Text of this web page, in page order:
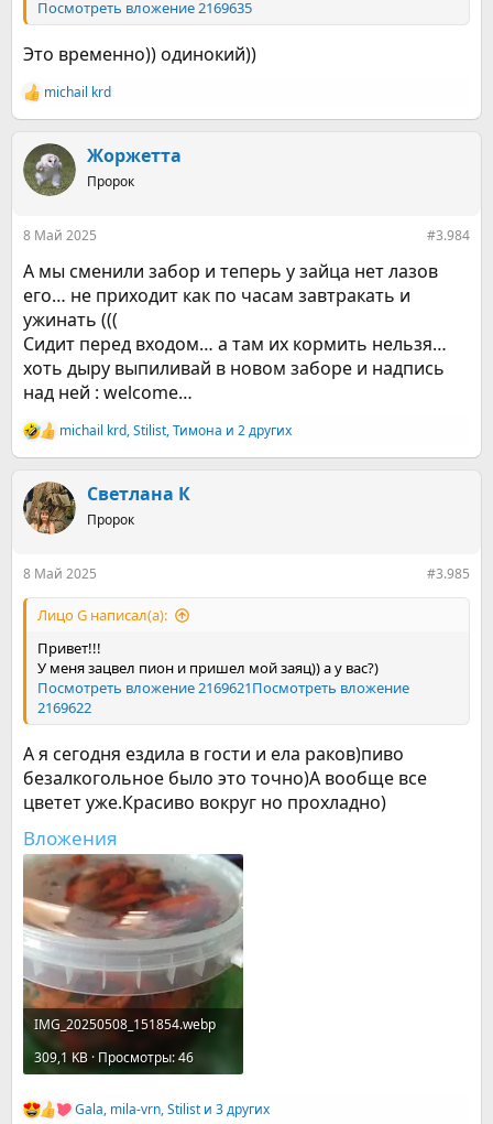
Посмотреть вложение 2169635
Это временно)) одинокий))
Р
е
к
ц
и
michail krd
Жоржетта
Пророк
8 Май 2025 #3.984
А мы сменили забор и теперь у зайца нет лазов
его… не приходит как по часам завтракать и
ужинать (((
Сидит перед входом… а там их кормить нельзя…
хоть дыру выпиливай в новом заборе и надпись
над ней : welcome…
Р
е
к
ц
и
michail krd,Stilist,Тимона и 2 других
Светлана К
Пророк
8 Май 2025 #3.985
Лицо G написал(а):
Привет!!!
У меня зацвел пион и пришел мой заяц)) а у вас?)
Посмотреть вложение 2169621Посмотреть вложение
2169622
А я сегодня ездила в гости и ела раков)пиво
безалкогольное было это точно)А вообще все
цветет уже.Красиво вокруг но прохладно)
Вложения
IMG_20250508_151854.webp
309,1 KB · Просмотры: 46
Р Gala, mila-vrn,Stilist и 3 других